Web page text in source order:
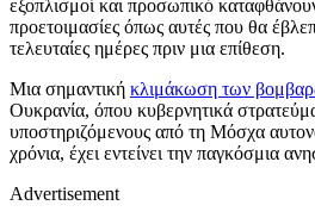
εξοπλισμοί και προσωπικό
προετοιμασίες όπως αυτές που θα
τελευταίες ημέρες πριν μια επίθεση.
Μια σημαντική κλιμάκωση των
Ουκρανία, όπου κυβερνητικά
υποστηριζόμενους από τη Μόσχα
χρόνια, έχει εντείνει την παγκόσμια
Advertisement